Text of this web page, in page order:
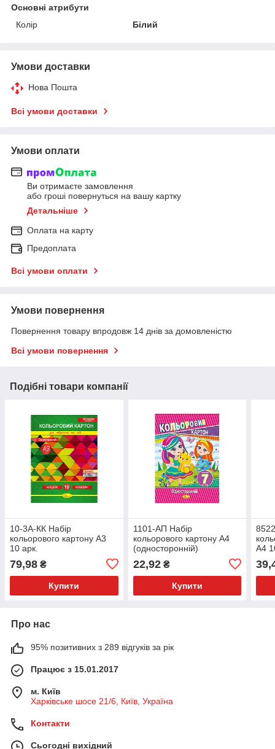
Основні атрибути
Колір
Білий
Умови доставки
Нова Пошта
Всі умови доставки
Умови оплати
Ви отримаєте замовлення
або гроші повернуться на вашу картку
Детальніше
Оплата на карту
Предоплата
Всі умови оплати
Умови повернення
Повернення товару впродовж 14 днів за домовленістю
Всі умови повернення
Подібні товари компанії
10-3А-КК Набір
кольорового картону А3
10 арк.
79,98 ₴
Купити
1101-АП Набір
кольорового картону А4
(односторонній)
22,92₴
Купити
А4
Про нас
95% позитивних з 289 відгуків за рік
Працює з 15.01.2017
м. Київ
Харківське шосе 21/6, Київ, Україна
Контакти
Сьогодні вихідний